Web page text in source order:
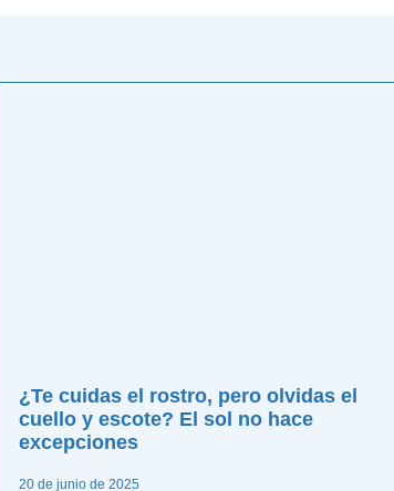
¿Te cuidas el rostro, pero olvidas el
cuello y escote? El sol no hace
excepciones
20 de junio de 2025